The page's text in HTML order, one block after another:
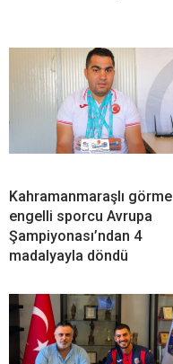
Kahramanmaraşlı görme
engelli sporcu Avrupa
Şampiyonası’ndan 4
madalyayla döndü